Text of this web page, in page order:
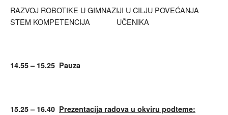
RAZVOJ ROBOTIKE U GIMNAZIJI U CILJU POVEĆANJA
STEM KOMPETENCIJA UČENIKA
14.55 – 15.25 Pauza
15.25 – 16.40 Prezentacija radova u okviru podteme: